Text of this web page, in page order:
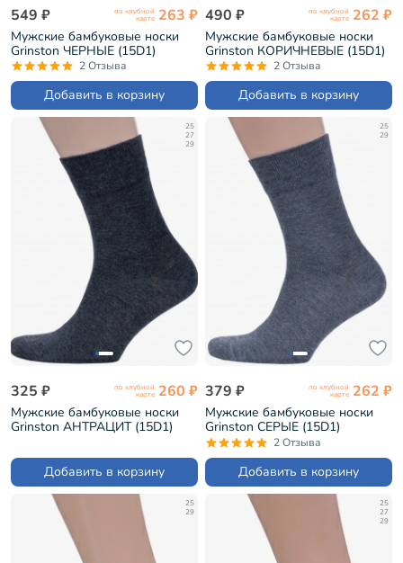
549 ₽ по клубной
карте 263 ₽
Мужские бамбуковые носки
Grinston ЧЕРНЫЕ (15D1)
2 Отзыва
Добавить в корзину
490 ₽ по клубной
карте 262 ₽
Мужские бамбуковые носки
Grinston КОРИЧНЕВЫЕ (15D1)
2 Отзыва
Добавить в корзину
25
27
29
325 ₽ по клубной
карте 260 ₽
Мужские бамбуковые носки
Grinston АНТРАЦИТ (15D1)
Добавить в корзину
25
29
379 ₽ по клубной
карте 262 ₽
Мужские бамбуковые носки
Grinston СЕРЫЕ (15D1)
2 Отзыва
Добавить в корзину
25
29
25
27
29